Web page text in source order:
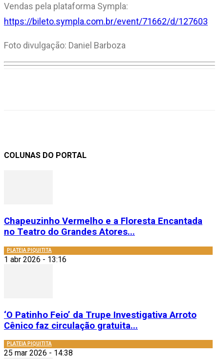
Vendas pela plataforma Sympla:
https://bileto.sympla.com.br/event/71662/d/127603
Foto divulgação: Daniel Barboza
COLUNAS DO PORTAL
Chapeuzinho Vermelho e a Floresta Encantada
no Teatro do Grandes Atores...
PLATEIA PIQUITITA
1 abr 2026 - 13:16
‘O Patinho Feio’ da Trupe Investigativa Arroto
Cênico faz circulação gratuita...
PLATEIA PIQUITITA
25 mar 2026 - 14:38